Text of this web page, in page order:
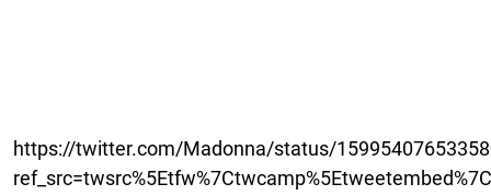
https://twitter.com/Madonna/status/